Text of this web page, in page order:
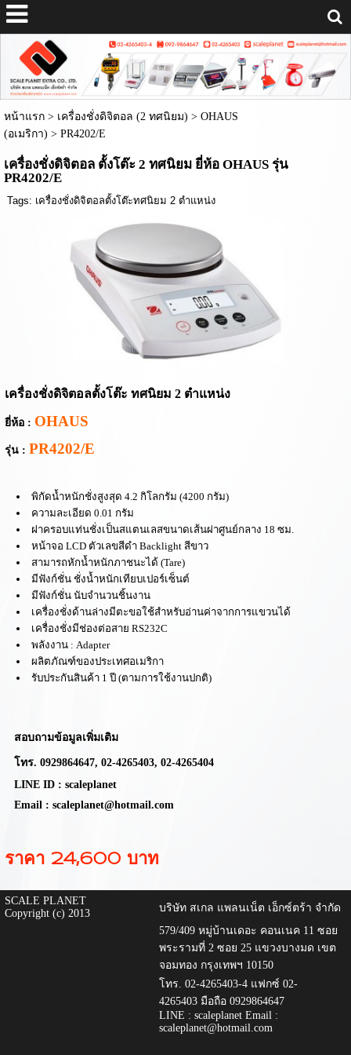
หน้าแรก> เครื่องชั่งดิจิตอล (2 ทศนิยม) > OHAUS
(อเมริกา) > PR4202/E
เครื่องชั่งดิจิตอล ตั้งโต๊ะ 2 ทศนิยม ยี่ห้อ OHAUS รุ่น
PR4202/E
Tags: เครื่องชั่งดิจิตอลตั้งโต๊ะทศนิยม 2 ตำแหน่ง
เครื่องชั่งดิจิตอลตั้งโต๊ะ ทศนิยม 2 ตำแหน่ง
ยี่ห้อ : OHAUS
รุ่น : PR4202/E
พิกัดน้ำหนักชั่งสูงสุด 4.2 กิโลกรัม (4200 กรัม)
ความละเอียด 0.01 กรัม
ฝาครอบแท่นชั่งเป็นสแตนเลสขนาดเส้นผ่าศูนย์กลาง 18 ซม.
หน้าจอ LCD ตัวเลขสีดำ Backlight สีขาว
สามารถหักน้ำหนักภาชนะได้ (Tare)
มีฟังก์ชั่น ชั่งน้ำหนักเทียบเปอร์เซ็นต์
มีฟังก์ชั่น นับจำนวนชิ้นงาน
เครื่องชั่งด้านล่างมีตะขอใช้สำหรับอ่านค่าจากการแขวนได้
เครื่องชั่งมีช่องต่อสาย RS232C
พลังงาน : Adapter
ผลิตภัณฑ์ของประเทศอเมริกา
รับประกันสินค้า 1 ปี (ตามการใช้งานปกติ)
สอบถามข้อมูลเพิ่มเติม
โทร. 0929864647, 02-4265403, 02-4265404
LINE ID : scaleplanet
Email : scaleplanet@hotmail.com
ราคา 24,600 บาท
SCALE PLANET
Copyright (c) 2013
บริษัท สเกล แพลนเน็ต เอ็กซ์ตร้า จำกัด
579/409 หมู่บ้านเดอะ คอนเนค 11 ซอย
พระรามที่ 2 ซอย 25 แขวงบางมด เขต
จอมทอง กรุงเทพฯ 10150
โทร. 02-4265403-4 แฟกซ์ 02-
4265403 มือถือ 0929864647
LINE : scaleplanet Email :
scaleplanet@hotmail.com